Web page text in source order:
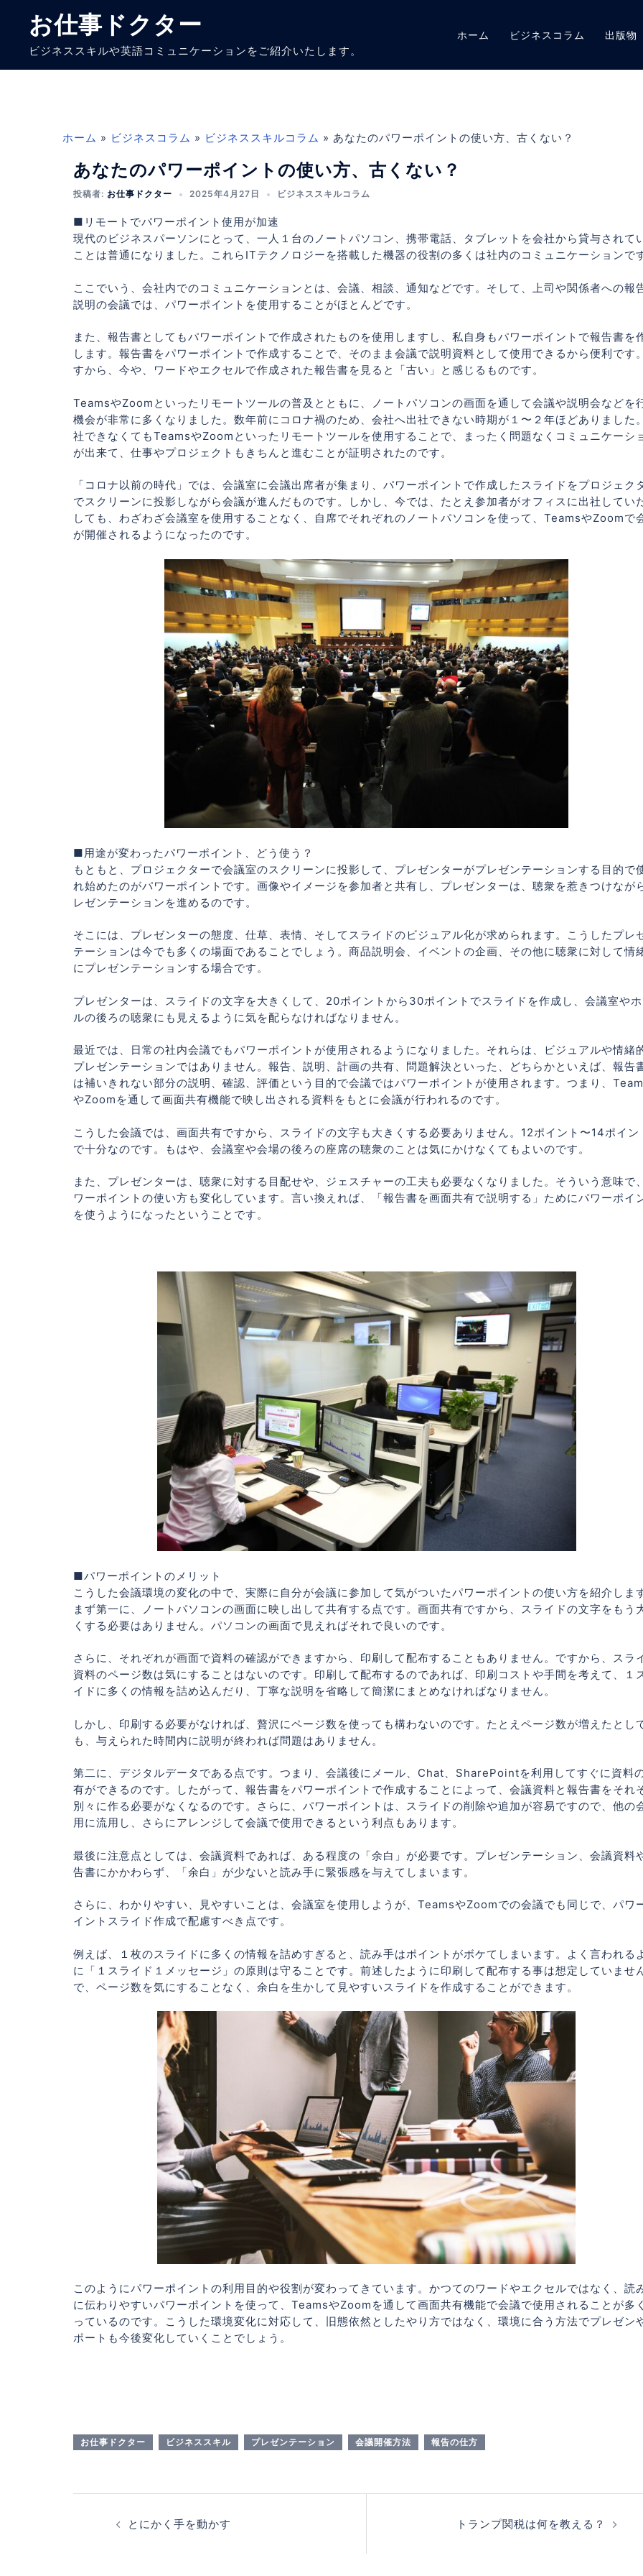
ツ
お仕事ドクター
ビジネススキルや英語コミュニケーションをご紹介いたします。
ホーム ビジネスコラム 出版物
ホーム » ビジネスコラム » ビジネススキルコラム » あなたのパワーポイントの使い方、古くない？
あなたのパワーポイントの使い方、古くない？
投稿者: お仕事ドクター 2025年4月27日 ビジネススキルコラム
■リモートでパワーポイント使用が加速
現代のビジネスパーソンにとって、一人１台のノートパソコン、携帯電話、タブレットを会社から貸与されて
ことは普通になりました。これらITテクノロジーを搭載した機器の役割の多くは社内のコミュニケーションです
ここでいう、会社内でのコミュニケーションとは、会議、相談、通知などです。そして、上司や関係者への報
説明の会議では、パワーポイントを使用することがほとんどです。
また、報告書としてもパワーポイントで作成されたものを使用しますし、私自身もパワーポイントで報告書を
します。報告書をパワーポイントで作成することで、そのまま会議で説明資料として使用できるから便利です
すから、今や、ワードやエクセルで作成された報告書を見ると「古い」と感じるものです。
TeamsやZoomといったリモートツールの普及とともに、ノートパソコンの画面を通して会議や説明会などを
機会が非常に多くなりました。数年前にコロナ禍のため、会社へ出社できない時期が１〜２年ほどありました
社できなくてもTeamsやZoomといったリモートツールを使用することで、まったく問題なくコミュニケーシ
が出来て、仕事やプロジェクトもきちんと進むことが証明されたのです。
「コロナ以前の時代」では、会議室に会議出席者が集まり、パワーポイントで作成したスライドをプロジェク
でスクリーンに投影しながら会議が進んだものです。しかし、今では、たとえ参加者がオフィスに出社してい
しても、わざわざ会議室を使用することなく、自席でそれぞれのノートパソコンを使って、TeamsやZoomで
が開催されるようになったのです。
■用途が変わったパワーポイント、どう使う？
もともと、プロジェクターで会議室のスクリーンに投影して、プレゼンターがプレゼンテーションする目的で
れ始めたのがパワーポイントです。画像やイメージを参加者と共有し、プレゼンターは、聴衆を惹きつけなが
レゼンテーションを進めるのです。
そこには、プレゼンターの態度、仕草、表情、そしてスライドのビジュアル化が求められます。こうしたプレ
テーションは今でも多くの場面であることでしょう。商品説明会、イベントの企画、その他に聴衆に対して情
にプレゼンテーションする場合です。
プレゼンターは、スライドの文字を大きくして、20ポイントから30ポイントでスライドを作成し、会議室や
ルの後ろの聴衆にも見えるように気を配らなければなりません。
最近では、日常の社内会議でもパワーポイントが使用されるようになりました。それらは、ビジュアルや情緒
プレゼンテーションではありません。報告、説明、計画の共有、問題解決といった、どちらかといえば、報告
は補いきれない部分の説明、確認、評価という目的で会議ではパワーポイントが使用されます。つまり、
やZoomを通して画面共有機能で映し出される資料をもとに会議が行われるのです。
こうした会議では、画面共有ですから、スライドの文字も大きくする必要ありません。12ポイント〜14ポイン
で十分なのです。もはや、会議室や会場の後ろの座席の聴衆のことは気にかけなくてもよいのです。
また、プレゼンターは、聴衆に対する目配せや、ジェスチャーの工夫も必要なくなりました。そういう意味で
ワーポイントの使い方も変化しています。言い換えれば、「報告書を画面共有で説明する」ためにパワーポイ
を使うようになったということです。
■パワーポイントのメリット
こうした会議環境の変化の中で、実際に自分が会議に参加して気がついたパワーポイントの使い方を紹介します
まず第一に、ノートパソコンの画面に映し出して共有する点です。画面共有ですから、スライドの文字をもう
くする必要はありません。パソコンの画面で見えればそれで良いのです。
さらに、それぞれが画面で資料の確認ができますから、印刷して配布することもありません。ですから、スラ
資料のページ数は気にすることはないのです。印刷して配布するのであれば、印刷コストや手間を考えて、１
イドに多くの情報を詰め込んだり、丁寧な説明を省略して簡潔にまとめなければなりません。
しかし、印刷する必要がなければ、贅沢にページ数を使っても構わないのです。たとえページ数が増えたとし
も、与えられた時間内に説明が終われば問題はありません。
第二に、デジタルデータである点です。つまり、会議後にメール、Chat、SharePointを利用してすぐに資料
有ができるのです。したがって、報告書をパワーポイントで作成することによって、会議資料と報告書をそれ
別々に作る必要がなくなるのです。さらに、パワーポイントは、スライドの削除や追加が容易ですので、他の
用に流用し、さらにアレンジして会議で使用できるという利点もあります。
最後に注意点としては、会議資料であれば、ある程度の「余白」が必要です。プレゼンテーション、会議資料
告書にかかわらず、「余白」が少ないと読み手に緊張感を与えてしまいます。
さらに、わかりやすい、見やすいことは、会議室を使用しようが、TeamsやZoomでの会議でも同じで、パワ
イントスライド作成で配慮すべき点です。
例えば、１枚のスライドに多くの情報を詰めすぎると、読み手はポイントがボケてしまいます。よく言われる
に「１スライド１メッセージ」の原則は守ることです。前述したように印刷して配布する事は想定していませ
で、ページ数を気にすることなく、余白を生かして見やすいスライドを作成することができます。
このようにパワーポイントの利用目的や役割が変わってきています。かつてのワードやエクセルではなく、読
に伝わりやすいパワーポイントを使って、TeamsやZoomを通して画面共有機能で会議で使用されることが多
っているのです。こうした環境変化に対応して、旧態依然としたやり方ではなく、環境に合う方法でプレゼン
ポートも今後変化していくことでしょう。
お仕事ドクター ビジネススキル プレゼンテーション 会議開催方法 報告の仕方
とにかく手を動かす トランプ関税は何を教える？